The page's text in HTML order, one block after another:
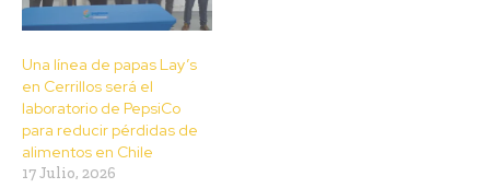
Una línea de papas Lay’s
en Cerrillos será el
laboratorio de PepsiCo
para reducir pérdidas de
alimentos en Chile
17 Julio, 2026